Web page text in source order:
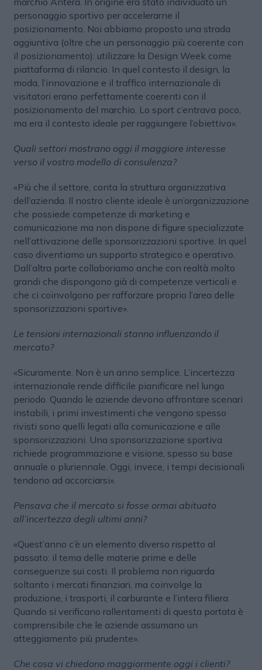
personaggio sportivo per accelerarne il
posizionamento. Noi abbiamo proposto una strada
aggiuntiva (oltre che un personaggio più coerente con
il posizionamento): utilizzare la Design Week come
piattaforma di rilancio. In quel contesto il design, la
moda, l’innovazione e il traffico internazionale di
visitatori erano perfettamente coerenti con il
posizionamento del marchio. Lo sport c’entrava poco,
ma era il contesto ideale per raggiungere l’obiettivo».
Quali settori mostrano oggi il maggiore interesse
verso il vostro modello di consulenza?
«Più che il settore, conta la struttura organizzativa
dell’azienda. Il nostro cliente ideale è un’organizzazione
che possiede competenze di marketing e
comunicazione ma non dispone di figure specializzate
nell’attivazione delle sponsorizzazioni sportive. In quel
caso diventiamo un supporto strategico e operativo.
Dall’altra parte collaboriamo anche con realtà molto
grandi che dispongono già di competenze verticali e
che ci coinvolgono per rafforzare proprio l’area delle
sponsorizzazioni sportive».
Le tensioni internazionali stanno influenzando il
mercato?
«Sicuramente. Non è un anno semplice. L’incertezza
internazionale rende difficile pianificare nel lungo
periodo. Quando le aziende devono affrontare scenari
instabili, i primi investimenti che vengono spesso
rivisti sono quelli legati alla comunicazione e alle
sponsorizzazioni. Una sponsorizzazione sportiva
richiede programmazione e visione, spesso su base
annuale o pluriennale. Oggi, invece, i tempi decisionali
tendono ad accorciarsi».
Pensava che il mercato si fosse ormai abituato
all’incertezza degli ultimi anni?
«Quest’anno c’è un elemento diverso rispetto al
passato: il tema delle materie prime e delle
conseguenze sui costi. Il problema non riguarda
soltanto i mercati finanziari, ma coinvolge la
produzione, i trasporti, il carburante e l’intera filiera.
Quando si verificano rallentamenti di questa portata è
comprensibile che le aziende assumano un
atteggiamento più prudente».
Che cosa vi chiedono maggiormente oggi i clienti?